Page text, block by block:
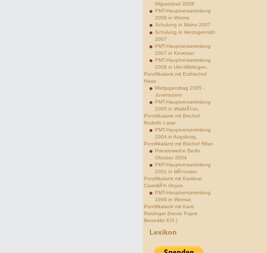
Wigratzbad 2008
PMT-Hauptversammlung
2008 in Worms
Schulung in Mainz 2007
Schulung in Herzogenrath
2007
PMT-Hauptversammlung
2007 in Kevelaer
PMT-Hauptversammlung
2006 in Ulm-Wiblingen,
Pontifikalamt mit Erzbischof
Haas
Weltjugendtag 2005 -
Juventutem
PMT-Hauptversammlung
2005 in WalldÃ¼rn,
Pontifikalamt mit Bischof
Rudolfo Laise
PMT-Hauptversammlung
2004 in Augsburg,
Pontifikalamt mit Bischof Rifan
Priesterweihe Berlin
Oktober 2004
PMT-Hauptversammlung
2001 in MÃ¼nster,
Pontifikalamt mit Kardinal
CastrillÃ³n Hoyos
PMT-Hauptversammlung
1999 in Weimar,
Pontifikalamt mit Kard.
Ratzinger (heute Papst
Benedikt XVI.)
Lexikon